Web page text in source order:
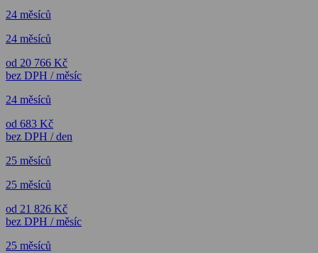
24 měsíců
24 měsíců
od 20 766 Kč
bez DPH / měsíc
24 měsíců
od 683 Kč
bez DPH / den
25 měsíců
25 měsíců
od 21 826 Kč
bez DPH / měsíc
25 měsíců